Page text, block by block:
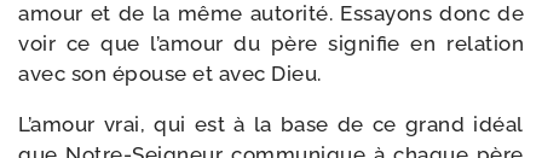
amour et de la même auto­ri­té. Essayons donc de
voir ce que l’amour du père signi­fie en rela­tion
avec son épouse et avec Dieu.
L’amour vrai, qui est à la base de ce grand idéal